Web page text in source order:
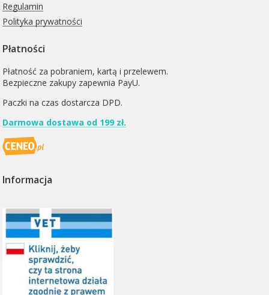
Regulamin
Polityka prywatności
Płatności
Płatność za pobraniem, kartą i przelewem.
Bezpieczne zakupy zapewnia PayU.
Paczki na czas dostarcza DPD.
Darmowa dostawa od 199 zł.
Informacja